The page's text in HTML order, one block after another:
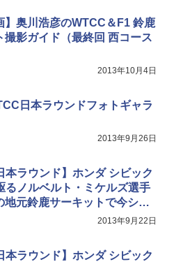
】奥川浩彦のWTCC＆F1 鈴鹿
撮影ガイド（最終回 西コース
2013年10月4日
日本ラウンドフォトギャラ
2013年9月26日
本ラウンド】ホンダ シビック
るノルベルト・ミケルズ選手
地元鈴鹿サーキットで今シー
2013年9月22日
本ラウンド】ホンダ シビック